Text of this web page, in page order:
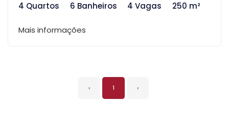
4 Quartos
6 Banheiros 4 Vagas 250 m²
Mais informações
‹ 1 ›